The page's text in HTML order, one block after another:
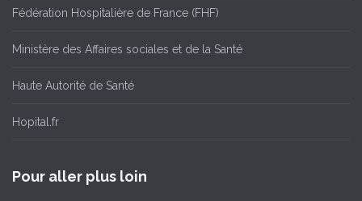
Fédération Hospitalière de France (FHF)
Ministère des Affaires sociales et de la Santé
Haute Autorité de Santé
Hopital.fr
Pour aller plus loin